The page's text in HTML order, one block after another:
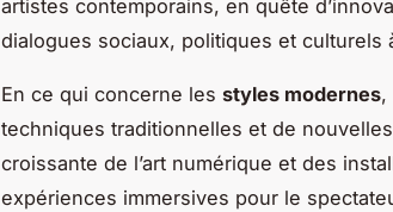
artistes contemporains, en quête
dialogues sociaux, politiques et
En ce qui concerne les styles modernes,
techniques traditionnelles et de
croissante de l’art numérique et des
expériences immersives pour le